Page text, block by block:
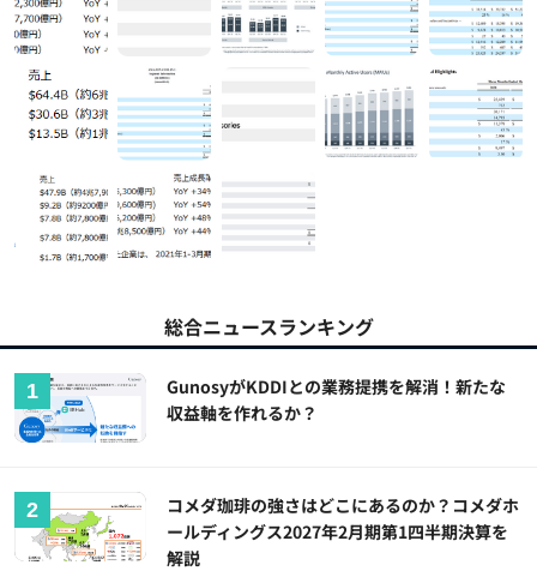
総合ニュースランキング
GunosyがKDDIとの業務提携を解消！新たな
収益軸を作れるか？
コメダ珈琲の強さはどこにあるのか？コメダホ
ールディングス2027年2月期第1四半期決算を
解説